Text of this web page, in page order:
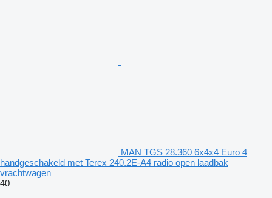
MAN TGS 28.360 6x4x4 Euro 4
handgeschakeld met Terex 240.2E-A4 radio open laadbak
vrachtwagen
40